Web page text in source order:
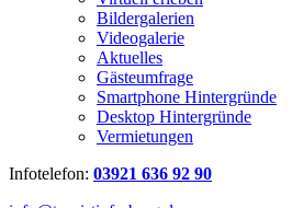
Bildergalerien
Videogalerie
Aktuelles
Gästeumfrage
Smartphone Hintergründe
Desktop Hintergründe
Vermietungen
Infotelefon: 03921 636 92 90